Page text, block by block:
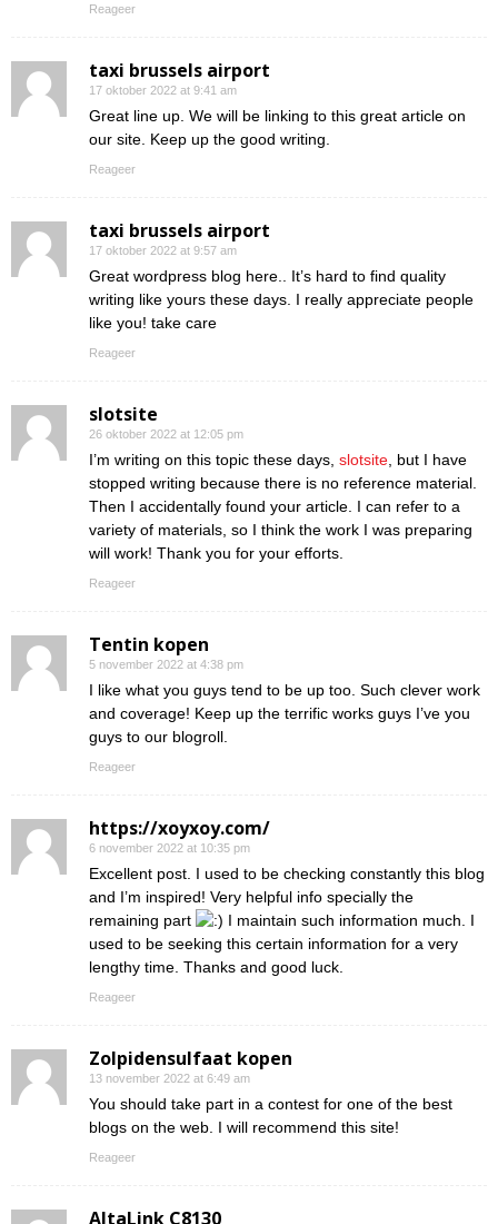
Reageer
taxi brussels airport
17 oktober 2022 at 9:41 am
Great line up. We will be linking to this great article on
our site. Keep up the good writing.
Reageer
taxi brussels airport
17 oktober 2022 at 9:57 am
Great wordpress blog here.. It’s hard to find quality
writing like yours these days. I really appreciate people
like you! take care
Reageer
slotsite
26 oktober 2022 at 12:05 pm
I’m writing on this topic these days, slotsite , but I have
stopped writing because there is no reference material.
Then I accidentally found your article. I can refer to a
variety of materials, so I think the work I was preparing
will work! Thank you for your efforts.
Reageer
Tentin kopen
5 november 2022 at 4:38 pm
I like what you guys tend to be up too. Such clever work
and coverage! Keep up the terrific works guys I’ve you
guys to our blogroll.
Reageer
https://xoyxoy.com/
6 november 2022 at 10:35 pm
Excellent post. I used to be checking constantly this blog
and I’m inspired! Very helpful info specially the
remaining part
I maintain such information much. I
used to be seeking this certain information for a very
lengthy time. Thanks and good luck.
Reageer
Zolpidensulfaat kopen
13 november 2022 at 6:49 am
You should take part in a contest for one of the best
blogs on the web. I will recommend this site!
Reageer
AltaLink C8130